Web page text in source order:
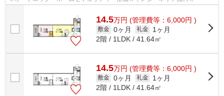
14.5万円 (管理費等：6,000円 )
敷金 0ヶ月 礼金
1ヶ月
2階 / 1LDK / 41.64㎡
14.5万円 (管理費等：6,000円 )
敷金 0ヶ月 礼金
1ヶ月
2階 / 1LDK / 41.64㎡